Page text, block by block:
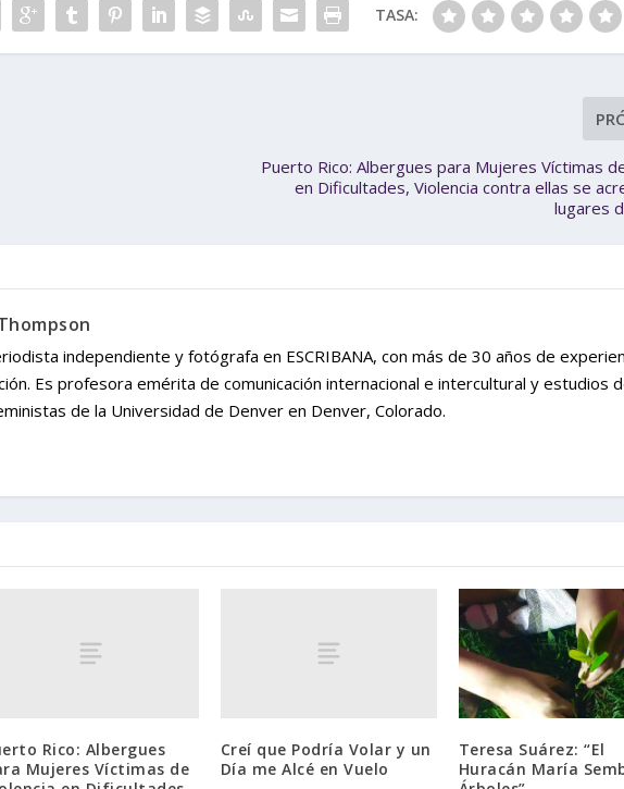
TASA:
Puerto Rico: Albergues para Mujeres Víctimas
en Dificultades, Violencia contra ellas se
lugares
independiente y fotógrafa en ESCRIBANA, con más de 30 años de
Es profesora emérita de comunicación internacional e intercultural y estudios
de la Universidad de Denver en Denver, Colorado.
Rico: Albergues
Mujeres Víctimas de
Creí que Podría Volar y un
Día me Alcé en Vuelo
Teresa Suárez: “El
Huracán María